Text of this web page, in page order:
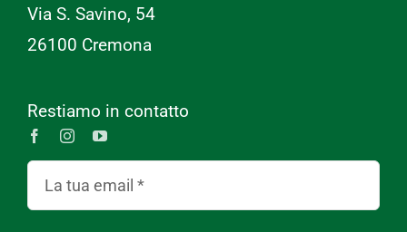
Via S. Savino, 54
26100 Cremona
Restiamo in contatto